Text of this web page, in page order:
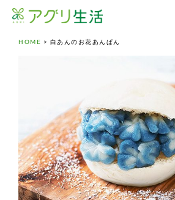
HOME > 白あんのお花あんぱん